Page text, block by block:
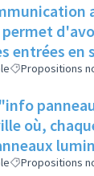
entrées en
Propositions
où,
Propositions